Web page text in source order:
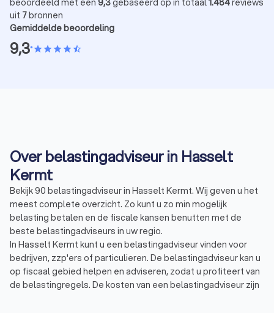
beoordeeld met een 9,3gebaseerd op in totaal1.484reviews
uit 7bronnen
Gemiddelde beoordeling
9,3•starstarstarstarstar_half
Over belastingadviseur in Hasselt
Kermt
Bekijk 90 belastingadviseur in Hasselt Kermt. Wij geven u het
meest complete overzicht. Zo kunt u zo min mogelijk
belasting betalen en de fiscale kansen benutten met de
beste belastingadviseurs in uw regio.
In Hasselt Kermt kunt u een belastingadviseur vinden voor
bedrijven, zzp'ers of particulieren. De belastingadviseur kan u
op fiscaal gebied helpen en adviseren, zodat u profiteert van
de belastingregels. De kosten van een belastingadviseur zijn